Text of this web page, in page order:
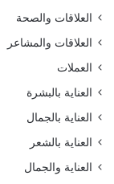
العلاقات والصحة
العلاقات والمشاعر
العملات
العناية بالبشرة
العناية بالجمال
العناية بالشعر
العناية والجمال